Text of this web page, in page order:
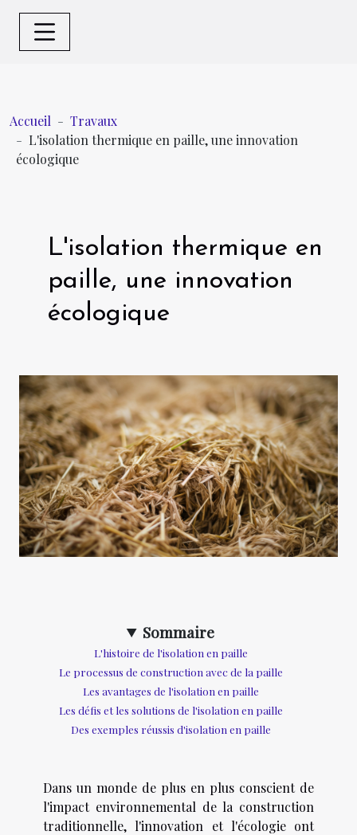
Accueil
Travaux
L'isolation thermique en paille, une innovation
écologique
L'isolation thermique en
paille, une innovation
écologique
Sommaire
L'histoire de l'isolation en paille
Le processus de construction avec de la paille
Les avantages de l'isolation en paille
Les défis et les solutions de l'isolation en paille
Des exemples réussis d'isolation en paille
Dans un monde de plus en plus conscient de
l'impact environnemental de la construction
traditionnelle, l'innovation et l'écologie ont